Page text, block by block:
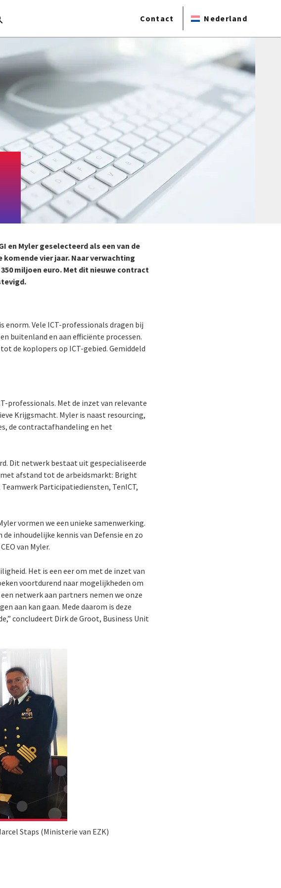
Contact Nederland
en Myler geselecteerd als een van de
vier jaar. Naar verwachting
miljoen euro. Met dit nieuwe contract
enorm. Vele ICT-professionals dragen bij
buitenland en aan efficiënte processen.
de koplopers op ICT-gebied. Gemiddeld
professionals. Met de inzet van relevante
Krijgsmacht. Myler is naast resourcing,
de contractafhandeling en het
Dit netwerk bestaat uit gespecialiseerde
afstand tot de arbeidsmarkt: Bright
Teamwerk Participatiediensten, TenICT,
vormen we een unieke samenwerking.
inhoudelijke kennis van Defensie en zo
van Myler.
Het is een eer om met de inzet van
voortdurend naar mogelijkheden om
netwerk aan partners nemen we onze
aan kan gaan. Mede daarom is deze
concludeert Dirk de Groot, Business Unit
Staps (Ministerie van EZK)